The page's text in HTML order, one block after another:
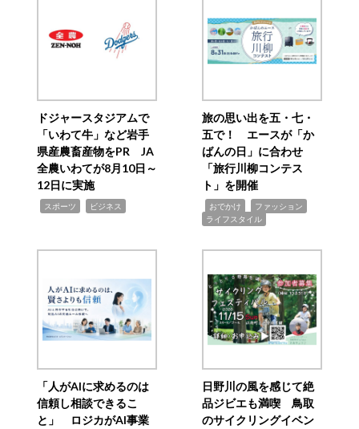
ドジャースタジアムで
「いわて牛」など岩手
県産農畜産物をPR JA
全農いわてが8月10日～
12日に実施
スポーツ ビジネス
旅の思い出を五・七・
五で！ エースが「か
ばんの日」に合わせ
「旅行川柳コンテス
ト」を開催
おでかけ ファッション
ライフスタイル
「人がAIに求めるのは
信頼し相談できるこ
と」 ロジカがAI事業
日野川の風を感じて絶
品ジビエも満喫 鳥取
のサイクリングイベン